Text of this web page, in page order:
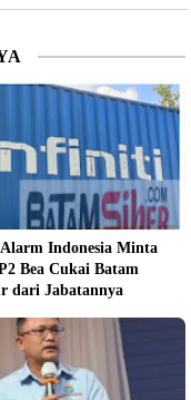
Indonesia Minta
Bea Cukai Batam
dari Jabatannya